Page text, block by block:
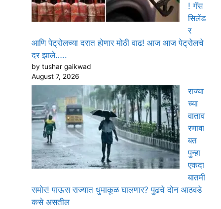
! गॅस
सिलेंड
र
आणि पेट्रोलच्या दरात होणार मोठी वाढ! आज आज पेट्रोलचे
दर झाले…..
by tushar gaikwad
August 7, 2026
राज्या
च्या
वाताव
रणाबा
बत
पुन्हा
एकदा
बातमी
समोर! पाऊस राज्यात धुमाकूळ घालणार? पुढचे दोन आठवडे
कसे असतील